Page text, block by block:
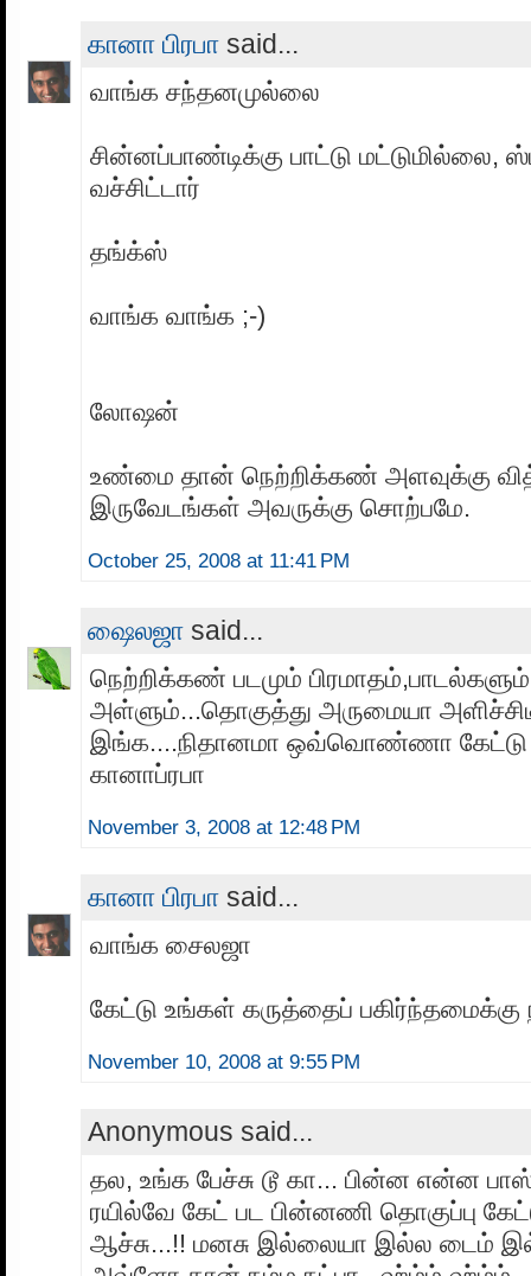
கானா பிரபா said...
வாங்க சந்தனமுல்லை
சின்னப்பாண்டிக்கு பாட்டு மட்டுமில்லை,
வச்சிட்டார்
தங்க்ஸ்
வாங்க வாங்க ;-)
லோஷன்
உண்மை தான் நெற்றிக்கண் அளவுக்கு
இருவேடங்கள் அவருக்கு சொற்பமே.
October 25, 2008 at 11:41 PM
ஷைலஜா said...
நெற்றிக்கண் படமும் பிரமாதம்,பாடல்களும்
அள்ளும்...தொகுத்து அருமையா
இங்க....நிதானமா ஒவ்வொண்ணா கேட்டு
கானாப்ரபா
November 3, 2008 at 12:48 PM
கானா பிரபா said...
வாங்க சைலஜா
கேட்டு உங்கள் கருத்தைப் பகிர்ந்தமைக்கு
November 10, 2008 at 9:55 PM
Anonymous said...
தல, உங்க பேச்சு டூ கா... பின்ன என்ன
ரயில்வே கேட் பட பின்னணி தொகுப்பு
ஆச்சு...!! மனசு இல்லையா இல்ல டைம்